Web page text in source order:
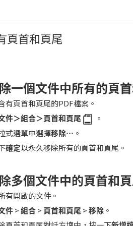
頁首和頁尾
一個文件中所有的頁
有頁首和頁尾的PDF檔案。
件＞組合＞頁首和頁尾
。
式選單中選擇移除… 。
確定以永久移除所有的頁首和頁尾。
多個文件中的頁首和
有開啟的文件。
件>組合> 頁首和頁尾>移除。